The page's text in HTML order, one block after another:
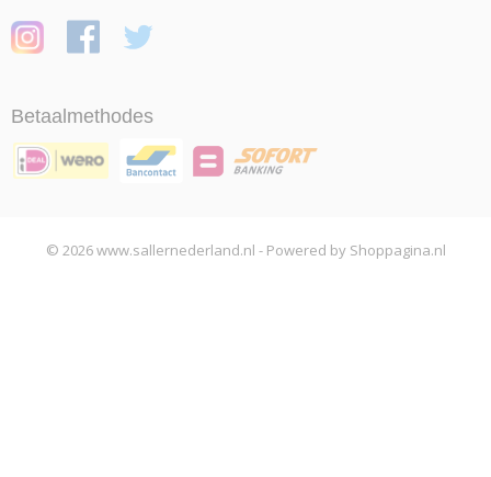
Betaalmethodes
© 2026 www.sallernederland.nl - Powered by Shoppagina.nl